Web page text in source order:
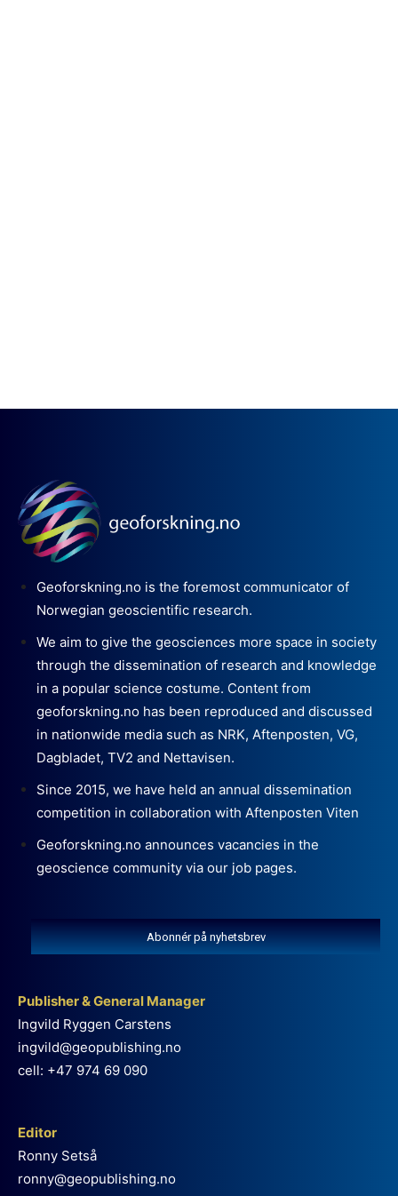
Geoforskning.no is the foremost communicator of
Norwegian geoscientific research.
We aim to give the geosciences more space in society
through the dissemination of research and knowledge
in a popular science costume. Content from
geoforskning.no has been reproduced and discussed
in nationwide media such as NRK, Aftenposten, VG,
Dagbladet, TV2 and Nettavisen.
Since 2015, we have held an annual dissemination
competition in collaboration with Aftenposten Viten
Geoforskning.no announces vacancies in the
geoscience community via our job pages.
Abonnér på nyhetsbrev
Publisher & General Manager
Ingvild Ryggen Carstens
ingvild@geopublishing.no
cell: +47 974 69 090
Editor
Ronny Setså
ronny@geopublishing.no